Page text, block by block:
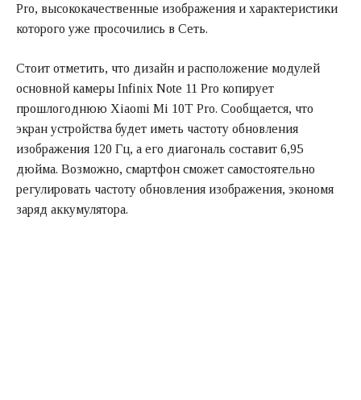
Pro, высококачественные изображения и характеристики
которого уже просочились в Сеть.
Стоит отметить, что дизайн и расположение модулей
основной камеры Infinix Note 11 Pro копирует
прошлогоднюю Xiaomi Mi 10T Pro. Сообщается, что
экран устройства будет иметь частоту обновления
изображения 120 Гц, а его диагональ составит 6,95
дюйма. Возможно, смартфон сможет самостоятельно
регулировать частоту обновления изображения, экономя
заряд аккумулятора.